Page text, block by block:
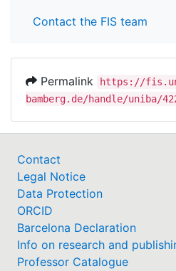
Contact the FIS team
Permalink
https://
bamberg.de/handle/uniba/
Contact
Legal Notice
Data Protection
ORCID
Barcelona Declaration
Info on research and
Professor Catalogue